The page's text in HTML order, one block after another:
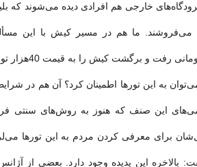
خارجی هم افرادی دیده می‌شوند كه
می‌فروشند. ما هم در مسیر كیش با این
به این تورها اطمینان كرد؟ آن هم در
این صنف كه هنوز به روش‌های سنتی
برای معرفی كردن مردم به این تورها
بالاخره این پدیده وجود دارد. بعضی از